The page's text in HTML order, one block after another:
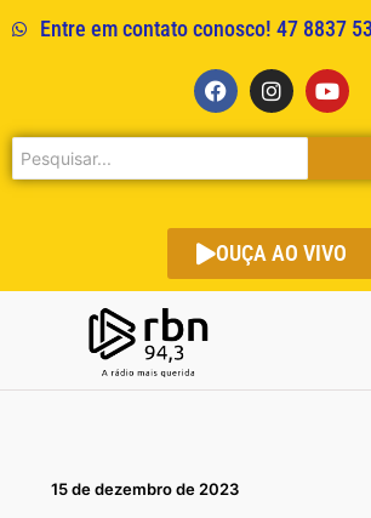
Entre em contato conosco! 47 8837
OUÇA AO VIVO
15 de dezembro de 2023